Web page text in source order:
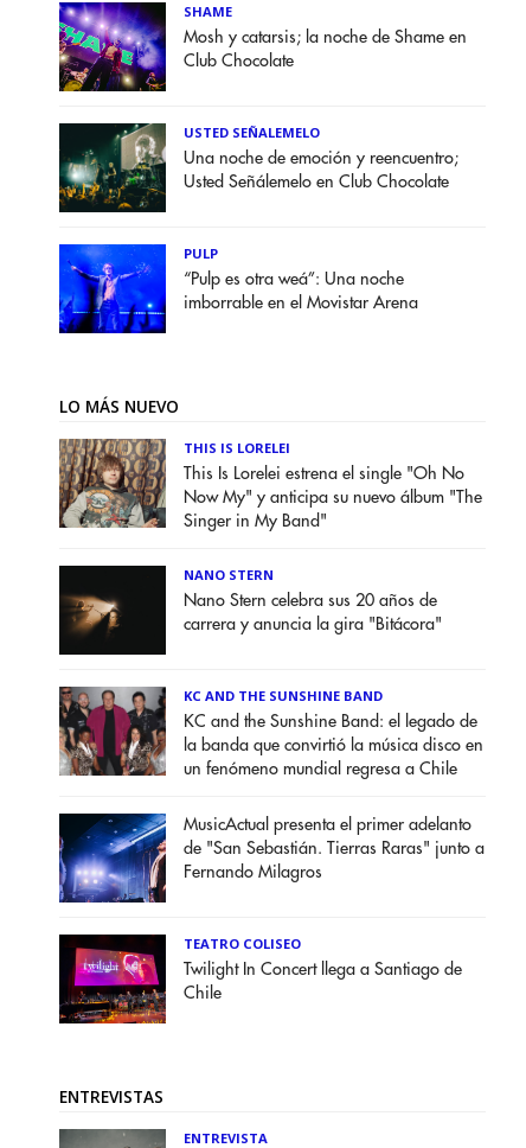
SHAME
Mosh y catarsis; la noche de Shame en
Club Chocolate
USTED SEÑALEMELO
Una noche de emoción y reencuentro;
Usted Señálemelo en Club Chocolate
PULP
“Pulp es otra weá”: Una noche
imborrable en el Movistar Arena
LO MÁS NUEVO
THIS IS LORELEI
This Is Lorelei estrena el single "Oh No
Now My" y anticipa su nuevo álbum "The
Singer in My Band"
NANO STERN
Nano Stern celebra sus 20 años de
carrera y anuncia la gira "Bitácora"
KC AND THE SUNSHINE BAND
KC and the Sunshine Band: el legado de
la banda que convirtió la música disco en
un fenómeno mundial regresa a Chile
MusicActual presenta el primer adelanto
de "San Sebastián. Tierras Raras" junto a
Fernando Milagros
TEATRO COLISEO
Twilight In Concert llega a Santiago de
Chile
ENTREVISTAS
ENTREVISTA